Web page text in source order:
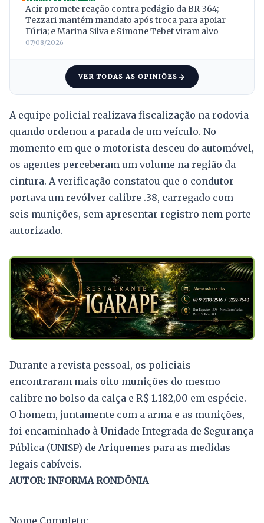
Acir promete reação contra pedágio da BR-364;
Tezzari mantém mandato após troca para apoiar
Fúria; e Marina Silva e Simone Tebet viram alvo
07/08/2026
VER TODAS AS OPINIÕES
A equipe policial realizava fiscalização na rodovia
quando ordenou a parada de um veículo. No
momento em que o motorista desceu do automóvel,
os agentes perceberam um volume na região da
cintura. A verificação constatou que o condutor
portava um revólver calibre .38, carregado com
seis munições, sem apresentar registro nem porte
autorizado.
Durante a revista pessoal, os policiais
encontraram mais oito munições do mesmo
calibre no bolso da calça e R$ 1.182,00 em espécie.
O homem, juntamente com a arma e as munições,
foi encaminhado à Unidade Integrada de Segurança
Pública (UNISP) de Ariquemes para as medidas
legais cabíveis.
AUTOR: INFORMA RONDÔNIA
Nome Completo: